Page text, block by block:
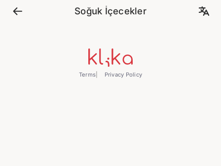
Soğuk İçecekler
Terms Privacy Policy